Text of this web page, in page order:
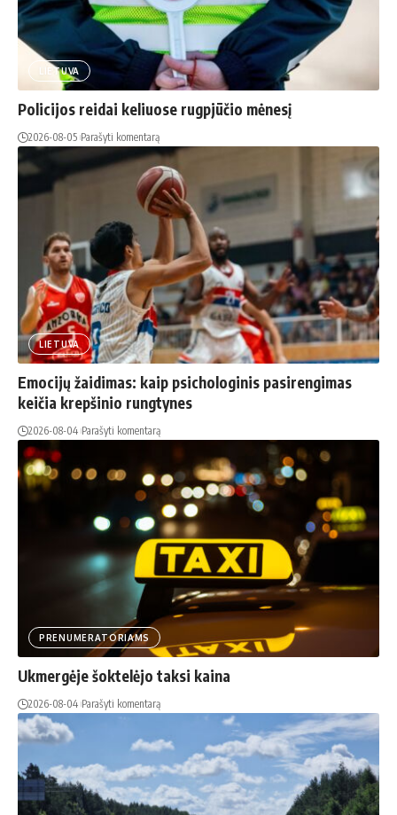
LIETUVA
Policijos reidai keliuose rugpjūčio mėnesį
2026-08-05 Parašyti komentarą
LIETUVA
Emocijų žaidimas: kaip psichologinis pasirengimas
keičia krepšinio rungtynes
2026-08-04 Parašyti komentarą
PRENUMERATORIAMS
Ukmergėje šoktelėjo taksi kaina
2026-08-04 Parašyti komentarą